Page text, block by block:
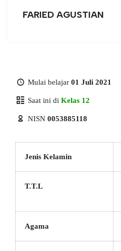
FARIED AGUSTIAN
Mulai belajar 01 Juli 2021
Saat ini di Kelas 12
NISN 0053885118
Jenis Kelamin
T.T.L
Agama